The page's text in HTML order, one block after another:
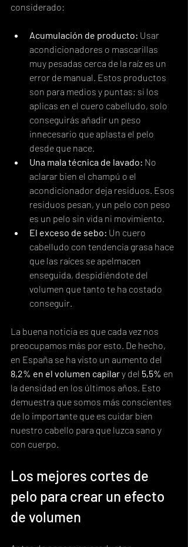
considerado:
Acumulación de producto: Usar
acondicionadores o mascarillas
muy pesadas cerca de la raíz es un
error de manual. Estos productos
son para medios y puntas; si los
aplicas en el cuero cabelludo, solo
conseguirás añadir un peso
innecesario que aplasta el pelo
desde que nace.
Una mala técnica de lavado: No
aclarar bien el champú o el
acondicionador deja residuos. Esos
residuos pesan, y un pelo con peso
es un pelo sin vida ni movimiento.
El exceso de sebo: Un cuero
cabelludo con tendencia grasa hace
que las raíces se apelmacen
enseguida, despidiéndote del
volumen que tanto te ha costado
conseguir.
La buena noticia es que cada vez nos
preocupamos más por esto. De hecho,
en España se ha visto un aumento del
8,2% en el volumen capilar y del 5,5% en
la densidad en los últimos años. Esto
demuestra que somos más conscientes
de lo importante que es cuidar bien
nuestro cabello para que luzca sano y
con cuerpo.
Los mejores cortes de
pelo para crear un efecto
de volumen